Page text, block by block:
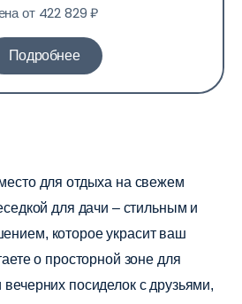
от 422 829 ₽
Подробнее
для отдыха на свежем
для дачи – стильным и
которое украсит ваш
о просторной зоне для
посиделок с друзьями,